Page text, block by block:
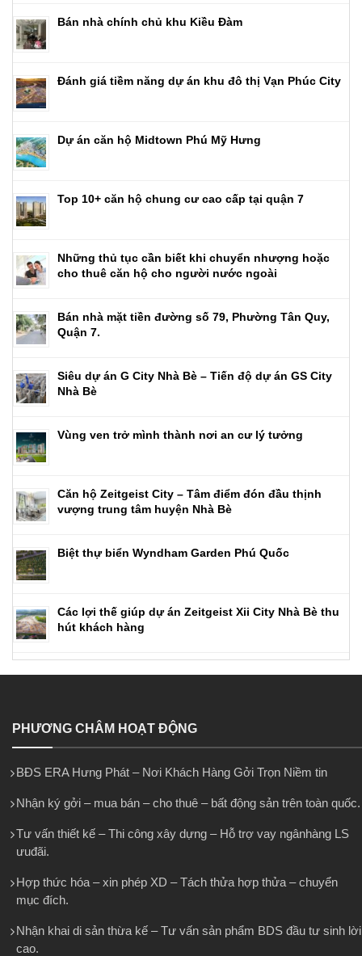
Bán nhà chính chủ khu Kiều Đàm
Đánh giá tiềm năng dự án khu đô thị Vạn Phúc City
Dự án căn hộ Midtown Phú Mỹ Hưng
Top 10+ căn hộ chung cư cao cấp tại quận 7
Những thủ tục cần biết khi chuyển nhượng hoặc
cho thuê căn hộ cho người nước ngoài
Bán nhà mặt tiền đường số 79, Phường Tân Quy,
Quận 7.
Siêu dự án G City Nhà Bè – Tiến độ dự án GS City
Nhà Bè
Vùng ven trở mình thành nơi an cư lý tưởng
Căn hộ Zeitgeist City – Tâm điểm đón đầu thịnh
vượng trung tâm huyện Nhà Bè
Biệt thự biển Wyndham Garden Phú Quốc
Các lợi thế giúp dự án Zeitgeist Xii City Nhà Bè thu
hút khách hàng
PHƯƠNG CHÂM HOẠT ĐỘNG
BĐS ERA Hưng Phát – Nơi Khách Hàng Gởi Trọn Niềm tin
Nhận ký gởi – mua bán – cho thuê – bất động sản trên toàn quốc.
Tư vấn thiết kế – Thi công xây dựng – Hỗ trợ vay ngânhàng LS
ưuđãi.
Hợp thức hóa – xin phép XD – Tách thửa hợp thửa – chuyển
mục đích.
Nhận khai di sản thừa kế – Tư vấn sản phẩm BDS đầu tư sinh lời
cao.